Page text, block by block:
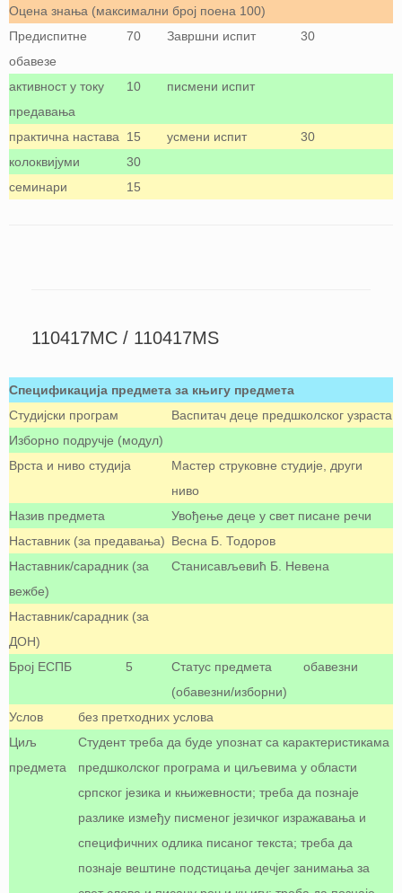
Оцена знања (максимални број поена 100)
Предиспитне
обавезе
70 Завршни испит 30
активност у току
предавања
10 писмени испит
практична настава 15 усмени испит
30
колоквијуми
30
семинари
15
110417МС / 110417MS
Спецификација предмета за књигу предмета
Студијски програм
Васпитач деце предшколског узраста
Изборно подручје (модул)
Врста и ниво студија
Мастер струковне студије, други
ниво
Назив предмета
Увођење деце у свет писане речи
Наставник (за предавања) Весна Б. Тодоров
Наставник/сарадник (за
вежбе)
Станисављевић Б. Невена
Наставник/сарадник (за
ДОН)
Број ЕСПБ
5
Статус предмета
(обавезни/изборни)
обавезни
Услов
без претходних услова
Циљ
предмета
Студент треба да буде упознат са карактеристикама
предшколског програма и циљевима у области
српског језика и књижевности; треба да познаје
разлике између писменог језичког изражавања и
специфичних одлика писаног текста; треба да
познаје вештине подстицања дечјег занимања за